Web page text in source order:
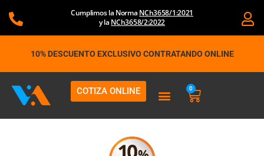
Cumplimos la Norma NCh3658/1:2021
y la NCh3658/2:2022
10% DESCUENTO EXCLUSIVO CONTRATANDO ONLINE
COTIZA ONLINE 0
Carrito